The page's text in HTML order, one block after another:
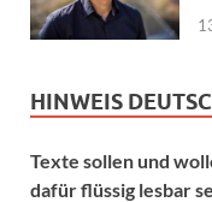
HINWEIS
Texte sollen und
dafür flüssig lesbar